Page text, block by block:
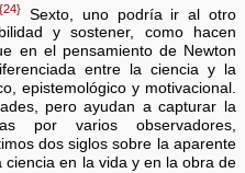
{24}
Sexto, uno podría ir al otro
y sostener, como hacen
en el pensamiento de Newton
entre la ciencia y la
epistemológico y motivacional.
pero ayudan a capturar la
por varios observadores,
dos siglos sobre la aparente
en la vida y en la obra de